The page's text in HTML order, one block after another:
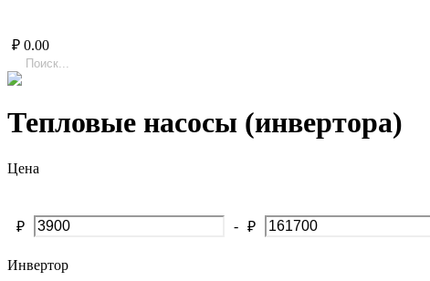
₽ 0.00
Тепловые насосы (инвертора)
Цена
₽ - ₽
Инвертор